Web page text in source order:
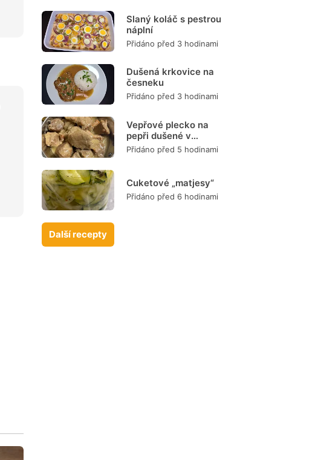
Slaný koláč s pestrou
náplní
Přidáno před 3 hodinami
Dušená krkovice na
česneku
Přidáno před 3 hodinami
Vepřové plecko na
pepři dušené v
remosce
Přidáno před 5 hodinami
Cuketové „matjesy“
Přidáno před 6 hodinami
Další recepty